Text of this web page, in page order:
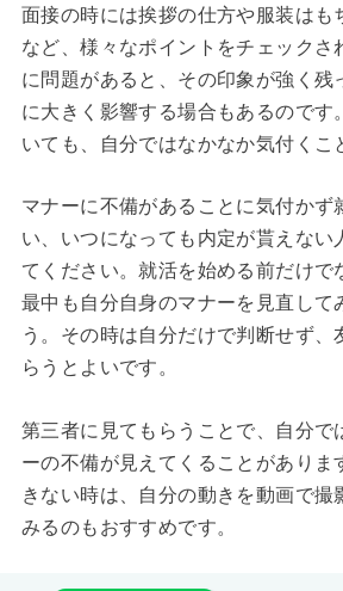
面接の時には挨拶の仕方や服装はも
など、様々なポイントをチェックさ
に問題があると、その印象が強く残
に大きく影響する場合もあるのです
いても、自分ではなかなか気付くこ
マナーに不備があることに気付かず
い、いつになっても内定が貰えない
てください。就活を始める前だけで
最中も自分自身のマナーを見直して
う。その時は自分だけで判断せず、
らうとよいです。
第三者に見てもらうことで、自分で
ーの不備が見えてくることがありま
きない時は、自分の動きを動画で撮
みるのもおすすめです。